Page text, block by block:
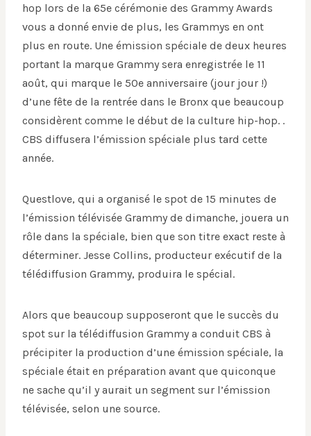
hop lors de la 65e cérémonie des Grammy Awards
vous a donné envie de plus, les Grammys en ont
plus en route. Une émission spéciale de deux heures
portant la marque Grammy sera enregistrée le 11
août, qui marque le 50e anniversaire (jour jour !)
d’une fête de la rentrée dans le Bronx que beaucoup
considèrent comme le début de la culture hip-hop. .
CBS diffusera l’émission spéciale plus tard cette
année.
Questlove, qui a organisé le spot de 15 minutes de
l’émission télévisée Grammy de dimanche, jouera un
rôle dans la spéciale, bien que son titre exact reste à
déterminer. Jesse Collins, producteur exécutif de la
télédiffusion Grammy, produira le spécial.
Alors que beaucoup supposeront que le succès du
spot sur la télédiffusion Grammy a conduit CBS à
précipiter la production d’une émission spéciale, la
spéciale était en préparation avant que quiconque
ne sache qu’il y aurait un segment sur l’émission
télévisée, selon une source.